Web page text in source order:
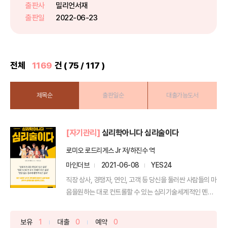
당하게 세상을 향해 “나...
출판사
밀리언서재
출판일
2022-06-23
전체 1169 건 ( 75 / 117 )
제목순 출판일순 대출가능도서
[자기관리] 심리학아니다 심리술이다
로미오 로드리게스 Jr 저/하진수 역
마인더브
2021-06-08
YES24
직장 상사, 경쟁자, 연인, 고객 등 당신을 둘러싼 사람들의 마
음을원하는 대로 컨트롤할 수 있는 심리기술세계적인 멘
보유 1 대출 0 예약 0